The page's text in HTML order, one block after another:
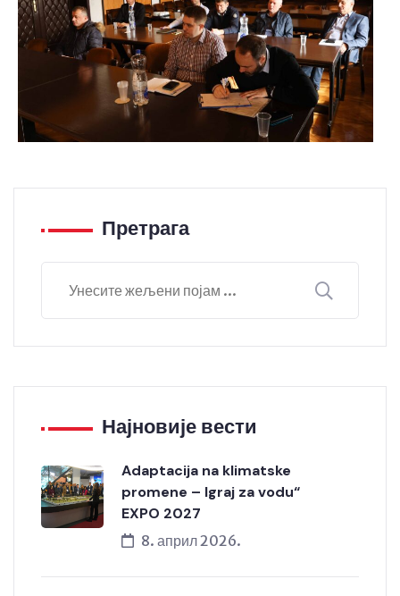
Претрага
Најновије вести
Adaptacija na klimatske
promene – Igraj za vodu“
EXPO 2027
8. април 2026.